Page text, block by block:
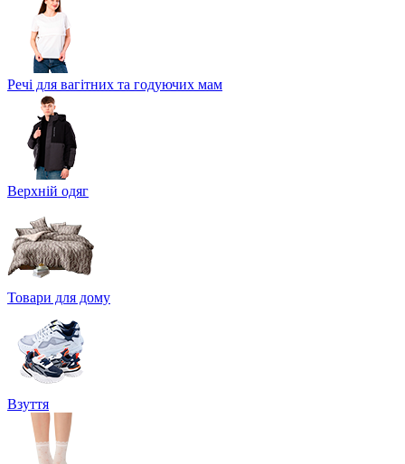
Речі для вагітних та годуючих мам
Верхній одяг
Товари для дому
Взуття